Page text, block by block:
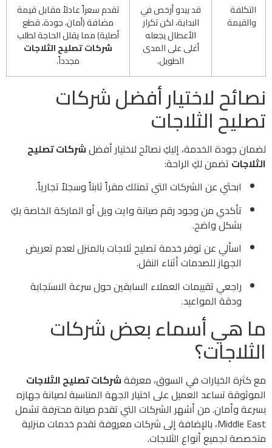
التكلفة
والقيمة
قد يبدو أرخص في
البداية، لكن تكرار
الأعطال يجعله
أغلى على المدى
الطويل.
تقدم سعراً عادلاً مقابل قيمة
مضافة (أمان، جودة، قطع
أصلية) مما يقلل الحاجة لطلب
شركات تصليح الثلاجات
مجدداً.
نصائح لاختيار أفضل شركات
تصليح الثلاجات
لضمان جودة الخدمة، إليكِ نصائح لاختيار أفضلشركات تصليح
الثلاجات تضمن لكِ الراحة:
ابحثي عن الشركات التي تمتلك مقراً ثابتاً وسجلاً تجارياً.
تأكدي من وجود رقم صيانة وايت ويل أو الماركة الخاصة بكِ
بشكل واضح.
اسألي عن توفر خدمة تصليح ثلاجات بالمنزل لعدم تعريض
الجهاز للصدمات أثناء النقل.
راجعي تقييمات العملاء السابقين حول سرعة الاستجابة
ودقة المواعيد.
ما هي أسماء بعض شركات
الثلاجات؟
مع كثرة الخيارات في السوق، معرفةشركات تصليح الثلاجات
الموثوقة تساعد العميل على اختيار الجهة المناسبة لصيانة جهازه
بسرعة وأمان. من أشهر الشركات التي تقدم صيانة محترفة تشمل
Middle East، بالإضافة إلى شركات معروفة تقدم خدمات منزلية
متخصصة لجميع أنواع الثلاجات.